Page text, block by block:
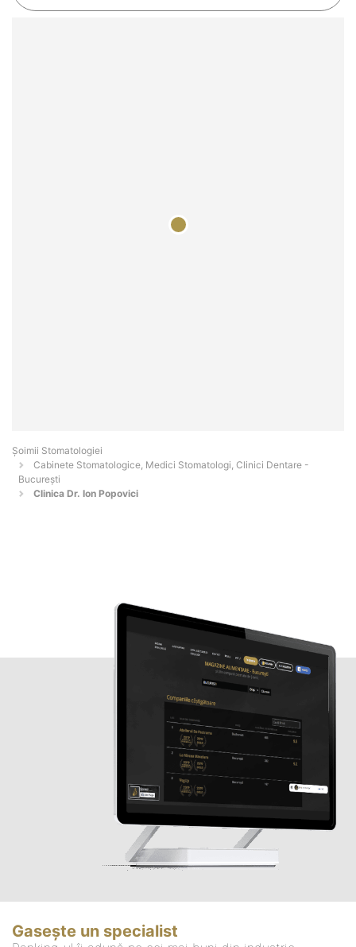
Șoimii Stomatologiei
Cabinete Stomatologice, Medici Stomatologi, Clinici Dentare -
Bucureşti
Clinica Dr. Ion Popovici
Gasește un specialist